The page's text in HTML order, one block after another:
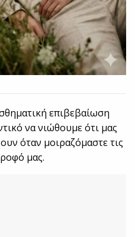
επιβεβαίωση
να νιώθουμε ότι μας
όταν μοιραζόμαστε τις
μας.